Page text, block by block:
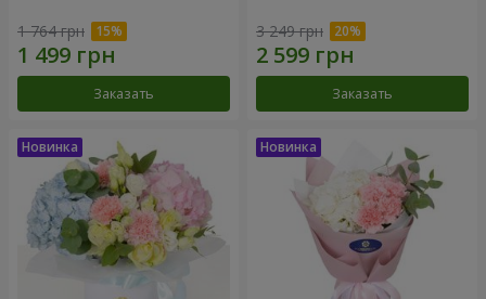
1 764 грн
Заказать
3 249 грн
Заказать